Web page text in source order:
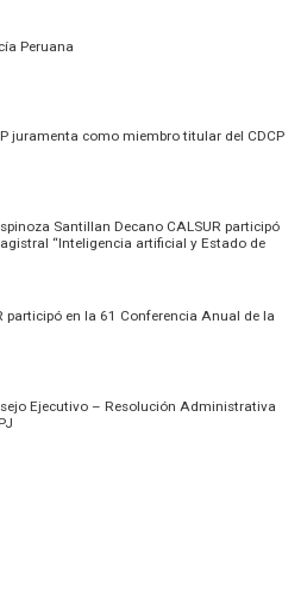
Peruana
juramenta como miembro titular del CDCP
Santillan Decano CALSUR participó
“Inteligencia artificial y Estado de
participó en la 61 Conferencia Anual de la
Ejecutivo – Resolución Administrativa